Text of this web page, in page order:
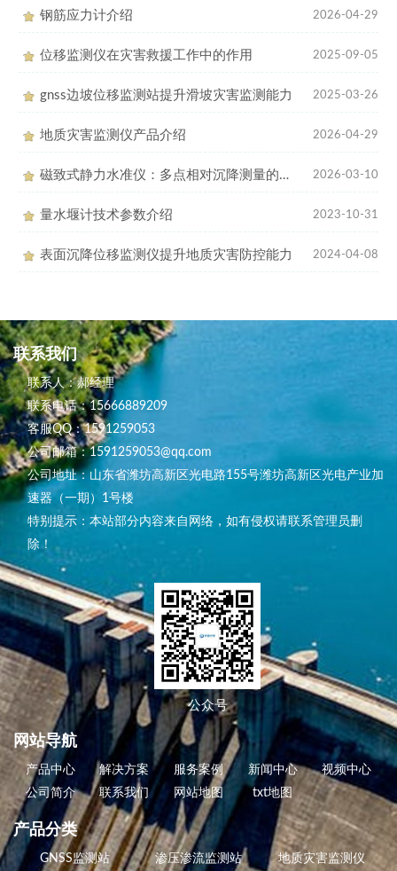
钢筋应力计介绍 2026-04-29
位移监测仪在灾害救援工作中的作用 2025-09-05
gnss边坡位移监测站提升滑坡灾害监测能力 2025-03-26
地质灾害监测仪产品介绍 2026-04-29
磁致式静力水准仪：多点相对沉降测量的精准利器 2026-03-10
量水堰计技术参数介绍 2023-10-31
表面沉降位移监测仪提升地质灾害防控能力 2024-04-08
联系我们
联系人：郝经理
联系电话：15666889209
客服QQ：1591259053
公司邮箱：1591259053@qq.com
公司地址：山东省潍坊高新区光电路155号潍坊高新区光电产业加
速器（一期）1号楼
特别提示：本站部分内容来自网络，如有侵权请联系管理员删
除！
公众号
网站导航
产品中心 解决方案 服务案例 新闻中心
视频中心
公司简介
联系我们 网站地图 txt地图
产品分类
GNSS监测站 渗压渗流监测站 地质灾害监测仪